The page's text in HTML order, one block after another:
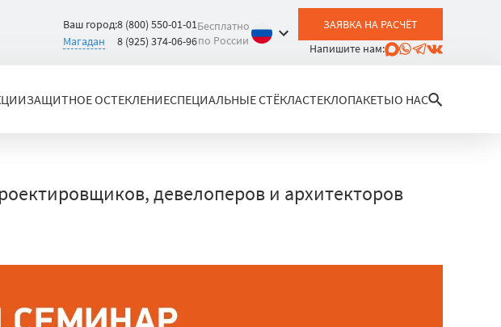
Ваш город:
Магадан
8 (800) 550-01-01
8 (925) 374-06-96
Бесплатно
по России
ЗАЯВКА НА РАСЧЁТ
Напишите нам:
ЗАЩИТНОЕ ОСТЕКЛЕНИЕСПЕЦИАЛЬНЫЕ СТЁКЛАСТЕКЛОПАКЕТЫО НАС
девелоперов и архитекторов